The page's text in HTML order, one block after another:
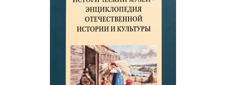
Опрос о качестве работы музея
Просим вас пройти опрос
о качестве работы музея. Ваше
мнение поможет нам стать лучше!
Пройти опрос